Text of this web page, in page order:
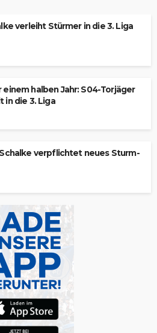
verleiht Stürmer in die 3. Liga
einem halben Jahr: S04-Torjäger
in die 3. Liga
Schalke verpflichtet neues Sturm-